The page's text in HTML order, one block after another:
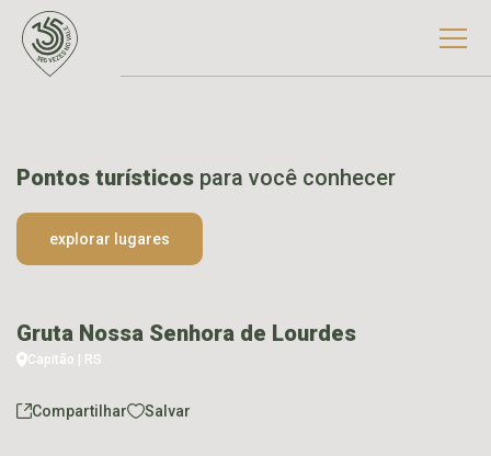
Pontos turísticos para você conhecer
explorar lugares
Gruta Nossa Senhora de Lourdes
Capitão | RS
Compartilhar Salvar